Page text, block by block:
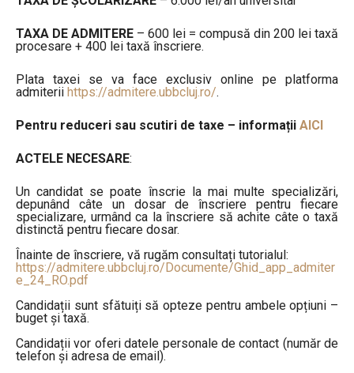
TAXA DE ADMITERE – 600 lei = compusă din 200 lei taxă
procesare + 400 lei taxă înscriere.
Plata taxei se va face exclusiv online pe platforma
admiterii https://admitere.ubbcluj.ro/.
Pentru reduceri sau scutiri de taxe – informații AICI
ACTELE NECESARE:
Un candidat se poate înscrie la mai multe specializări,
depunând câte un dosar de înscriere pentru fiecare
specializare, urmând ca la înscriere să achite câte o taxă
distinctă pentru fiecare dosar.
Înainte de înscriere, vă rugăm consultați tutorialul:
https://admitere.ubbcluj.ro/Documente/Ghid_app_admiter
e_24_RO.pdf
Candidații sunt sfătuiți să opteze pentru ambele opțiuni –
buget și taxă.
Candidații vor oferi datele personale de contact (număr de
telefon și adresa de email).